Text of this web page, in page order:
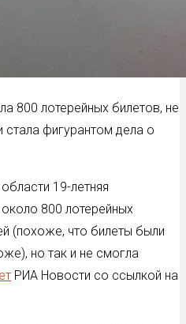
800 лотерейных билетов, не
стала фигурантом дела о
19-летняя
800 лотерейных
(похоже, что билеты были
но так и не смогла
РИА Новости со ссылкой на